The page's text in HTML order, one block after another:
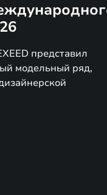
представил
модельный ряд,